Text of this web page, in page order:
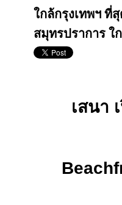
ใกล้กรุงเทพฯ ที่
สมุทรปราการ ใ
เสนา